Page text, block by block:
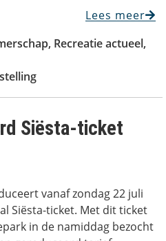
Lees meer
, Recreatie actueel,
Siësta-ticket
vanaf zondag 22 juli
Siësta-ticket. Met dit ticket
in de namiddag bezocht